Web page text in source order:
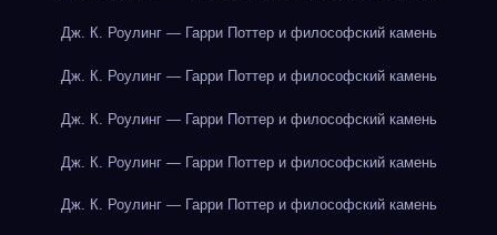
Дж. К. Роулинг — Гарри Поттер и философский камень
Дж. К. Роулинг — Гарри Поттер и философский камень
Дж. К. Роулинг — Гарри Поттер и философский камень
Дж. К. Роулинг — Гарри Поттер и философский камень
Дж. К. Роулинг — Гарри Поттер и философский камень